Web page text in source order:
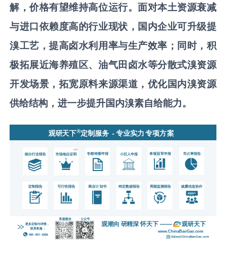
解，价格有望维持高位运行。面对本土资源衰减
与进口依赖度高的行业现状，国内企业可升级提
溴工艺，提高卤水利用率与生产效率；同时，积
极拓展近海养殖区、油气田卤水等分散式溴资源
开发场景，拓宽原料来源渠道，优化国内溴资源
供给结构，进一步提升国内溴素自给能力。